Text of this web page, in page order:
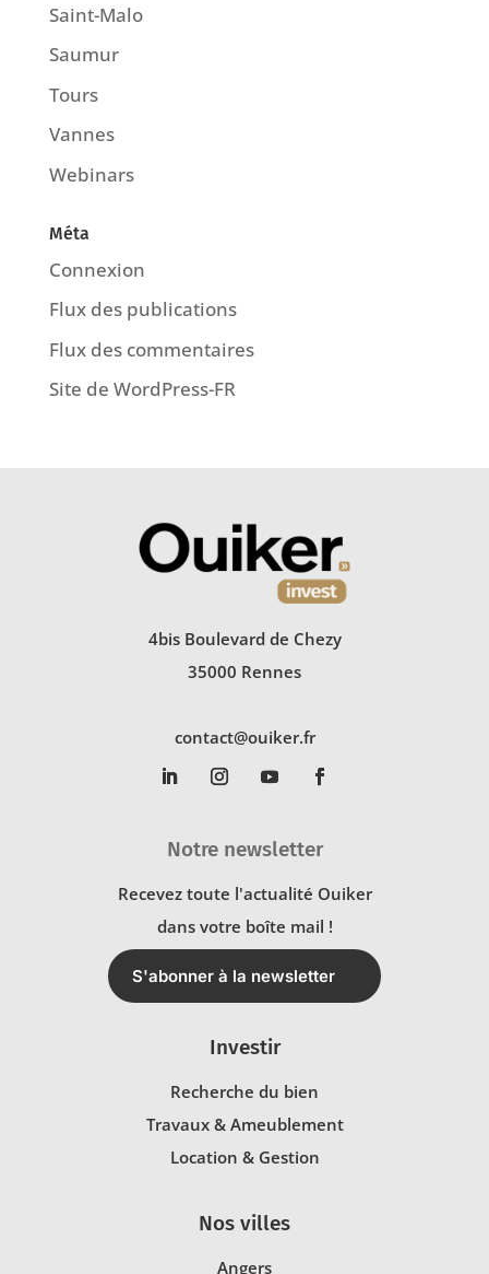
Saint-Malo
Saumur
Tours
Vannes
Webinars
Méta
Connexion
Flux des publications
Flux des commentaires
Site de WordPress-FR
4bis Boulevard de Chezy
35000 Rennes
contact@ouiker.fr
Notre newsletter
Recevez toute l'actualité Ouiker
dans votre boîte mail !
S'abonner à la newsletter
Investir
Recherche du bien
Travaux & Ameublement
Location & Gestion
Nos villes
Angers